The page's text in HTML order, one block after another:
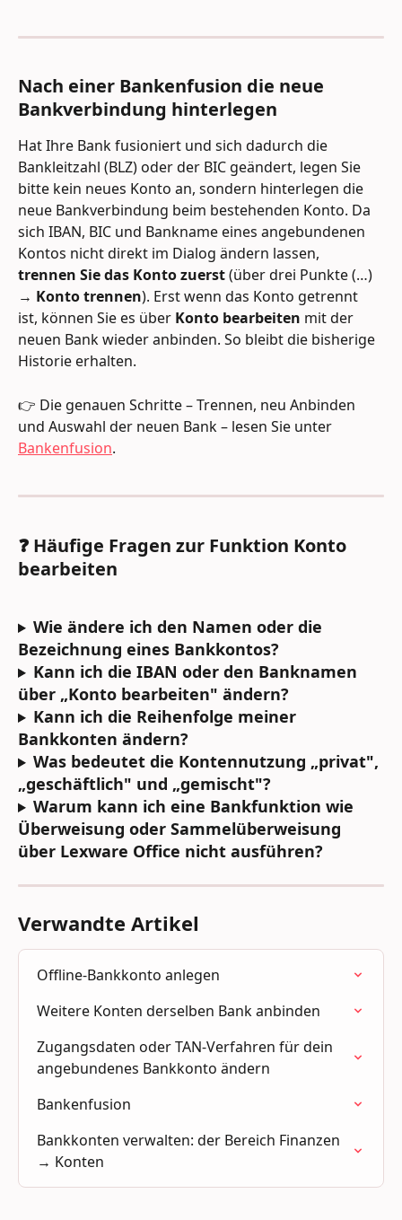
Nach einer Bankenfusion die neue
Bankverbindung hinterlegen
Hat Ihre Bank fusioniert und sich dadurch die
Bankleitzahl (BLZ) oder der BIC geändert, legen Sie
bitte kein neues Konto an, sondern hinterlegen die
neue Bankverbindung beim bestehenden Konto. Da
sich IBAN, BIC und Bankname eines angebundenen
Kontos nicht direkt im Dialog ändern lassen,
trennen Sie das Konto zuerst (über drei Punkte (…)
→ Konto trennen). Erst wenn das Konto getrennt
ist, können Sie es über Konto bearbeiten mit der
neuen Bank wieder anbinden. So bleibt die bisherige
Historie erhalten.
👉 Die genauen Schritte – Trennen, neu Anbinden
und Auswahl der neuen Bank – lesen Sie unter
Bankenfusion.
❓ Häufige Fragen zur Funktion Konto
bearbeiten
Wie ändere ich den Namen oder die
Bezeichnung eines Bankkontos?
Kann ich die IBAN oder den Banknamen
über „Konto bearbeiten" ändern?
Kann ich die Reihenfolge meiner
Bankkonten ändern?
Was bedeutet die Kontennutzung „privat",
„geschäftlich" und „gemischt"?
Warum kann ich eine Bankfunktion wie
Überweisung oder Sammelüberweisung
über Lexware Office nicht ausführen?
Verwandte Artikel
Offline-Bankkonto anlegen
Weitere Konten derselben Bank anbinden
Zugangsdaten oder TAN-Verfahren für dein
angebundenes Bankkonto ändern
Bankenfusion
Bankkonten verwalten: der Bereich Finanzen
→ Konten